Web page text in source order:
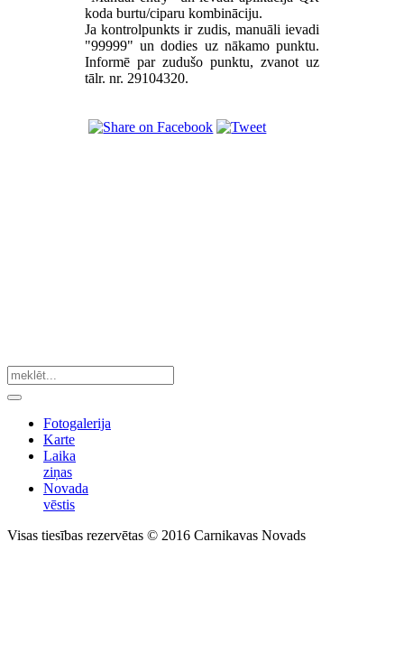
koda burtu/ciparu kombināciju.
Ja kontrolpunkts ir zudis, manuāli ievadi
"99999" un dodies uz nākamo punktu.
Informē par zudušo punktu, zvanot uz
tālr. nr. 29104320.
Fotogalerija
Karte
Laika
ziņas
Novada
vēstis
Visas tiesības rezervētas © 2016 Carnikavas Novads